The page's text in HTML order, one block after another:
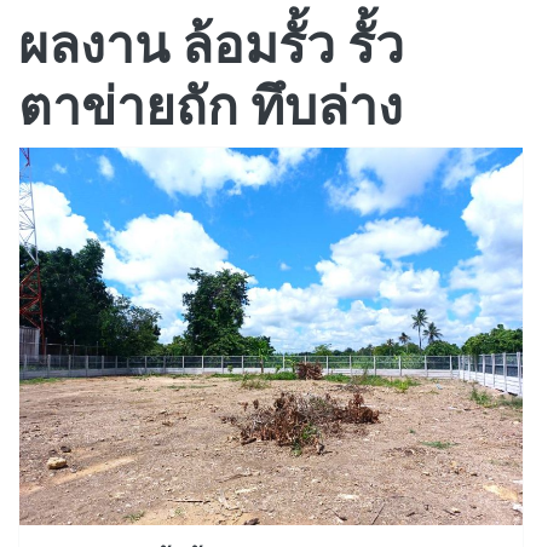
ผลงาน ล้อมรั้ว รั้ว
ตาข่ายถัก ทึบล่าง